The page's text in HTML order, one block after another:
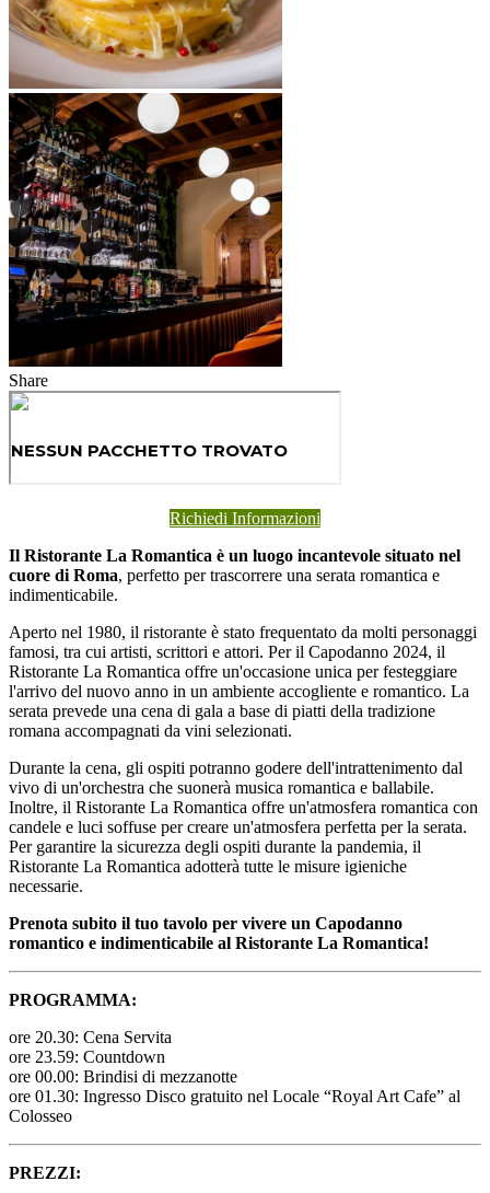
Share
Richiedi Informazioni
Il Ristorante La Romantica è un luogo incantevole situato nel
cuore di Roma, perfetto per trascorrere una serata romantica e
indimenticabile.
Aperto nel 1980, il ristorante è stato frequentato da molti personaggi
famosi, tra cui artisti, scrittori e attori. Per il Capodanno 2024, il
Ristorante La Romantica offre un'occasione unica per festeggiare
l'arrivo del nuovo anno in un ambiente accogliente e romantico. La
serata prevede una cena di gala a base di piatti della tradizione
romana accompagnati da vini selezionati.
Durante la cena, gli ospiti potranno godere dell'intrattenimento dal
vivo di un'orchestra che suonerà musica romantica e ballabile.
Inoltre, il Ristorante La Romantica offre un'atmosfera romantica con
candele e luci soffuse per creare un'atmosfera perfetta per la serata.
Per garantire la sicurezza degli ospiti durante la pandemia, il
Ristorante La Romantica adotterà tutte le misure igieniche
necessarie.
Prenota subito il tuo tavolo per vivere un Capodanno
romantico e indimenticabile al Ristorante La Romantica!
PROGRAMMA:
ore 20.30: Cena Servita
ore 23.59: Countdown
ore 00.00: Brindisi di mezzanotte
ore 01.30: Ingresso Disco gratuito nel Locale “Royal Art Cafe” al
Colosseo
PREZZI: